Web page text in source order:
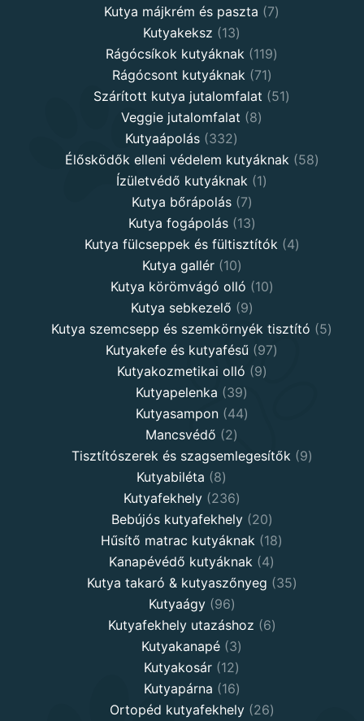
Kutya májkrém és paszta 77
Kutyakeksz 1313
products
Rágócsíkok kutyáknak 119119
Rágócsont kutyáknak 7171
products
Szárított kutya jutalomfalat 5151
Veggie jutalomfalat 88
Kutyaápolás 332332
products
Élősködők elleni védelem kutyáknak 5858
Ízületvédő kutyáknak 11
Kutya bőrápolás 77
products
Kutya fogápolás 1313
products
Kutya fülcseppek és fültisztítók 44
Kutya gallér 1010
products
Kutya körömvágó olló 1010
Kutya sebkezelő 99
products
Kutya szemcsepp és szemkörnyék tisztító 55
Kutyakefe és kutyafésű 9797
Kutyakozmetikai olló 99
Kutyapelenka 3939
products
Kutyasampon 4444
Mancsvédő 22
products
Tisztítószerek és szagsemlegesítők 99
Kutyabiléta 88
products
Kutyafekhely 236236
products
Bebújós kutyafekhely 2020
products
Hűsítő matrac kutyáknak 1818
Kanapévédő kutyáknak 44
products
Kutya takaró & kutyaszőnyeg 3535
Kutyaágy 9696
products
Kutyafekhely utazáshoz 66
Kutyakanapé 33
products
Kutyakosár 1212
products
Kutyapárna 1616
products
Ortopéd kutyafekhely 2626